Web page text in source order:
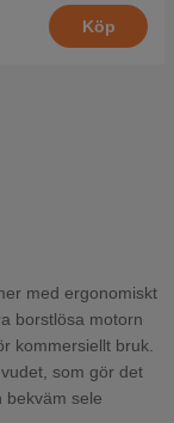
Köp
med ergonomiskt
borstlösa motorn
kommersiellt bruk.
som gör det
bekväm sele